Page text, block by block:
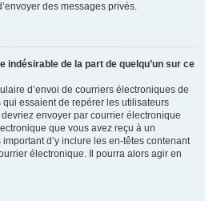
des messages privés.
indésirable de la part de quelqu’un sur ce
d’envoi de courriers électroniques de
essaient de repérer les utilisateurs
envoyer par courrier électronique
que vous avez reçu à un
d’y inclure les en-têtes contenant
électronique. Il pourra alors agir en